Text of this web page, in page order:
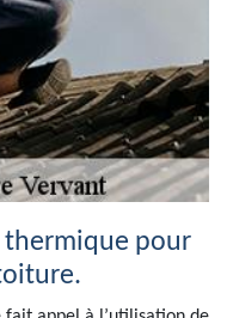
thermique pour